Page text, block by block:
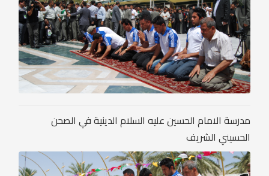
مدرسة الامام الحسين عليه السلام الدينية في الصحن
الحسيني الشريف